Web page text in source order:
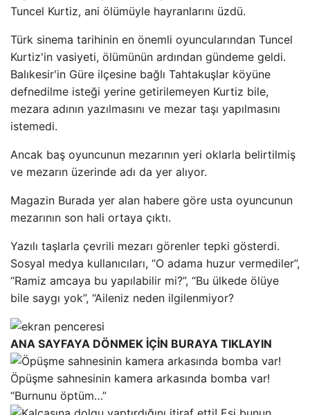
Tuncel Kurtiz, ani ölümüyle hayranlarını üzdü.
Türk sinema tarihinin en önemli oyuncularından Tuncel
Kurtiz'in vasiyeti, ölümünün ardından gündeme geldi.
Balıkesir'in Güre ilçesine bağlı Tahtakuşlar köyüne
defnedilme isteği yerine getirilemeyen Kurtiz bile,
mezara adının yazılmasını ve mezar taşı yapılmasını
istemedi.
Ancak baş oyuncunun mezarının yeri oklarla belirtilmiş
ve mezarın üzerinde adı da yer alıyor.
Magazin Burada yer alan habere göre usta oyuncunun
mezarının son hali ortaya çıktı.
Yazılı taşlarla çevrili mezarı görenler tepki gösterdi.
Sosyal medya kullanıcıları, “O adama huzur vermediler”,
“Ramiz amcaya bu yapılabilir mi?”, “Bu ülkede ölüye
bile saygı yok”, “Aileniz neden ilgilenmiyor?
ANA SAYFAYA DÖNMEK İÇİN BURAYA TIKLAYIN
Öpüşme sahnesinin kamera arkasında bomba var!
“Burnunu öptüm…”